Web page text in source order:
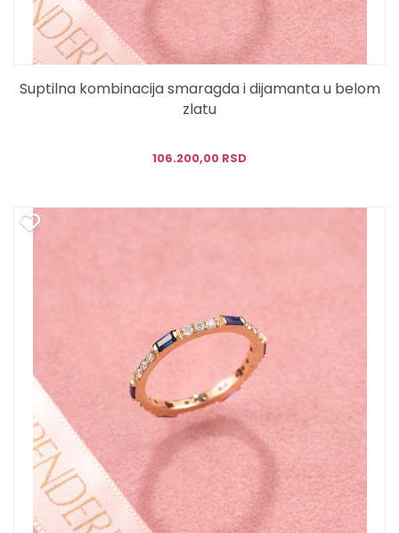
Suptilna kombinacija smaragda i dijamanta u belom
zlatu
106.200,00 RSD